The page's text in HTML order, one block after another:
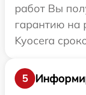
работ Вы
гарантию на
Kyocera
5